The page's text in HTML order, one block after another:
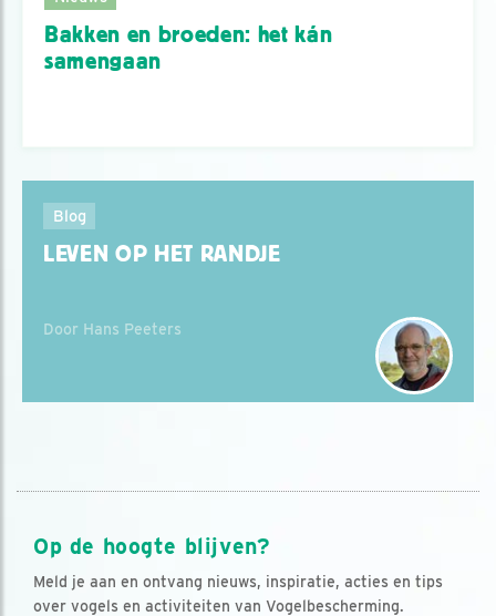
Bakken en broeden: het kán
samengaan
Blog
LEVEN OP HET RANDJE
Door Hans Peeters
Op de hoogte blijven?
Meld je aan en ontvang nieuws, inspiratie, acties en tips
over vogels en activiteiten van Vogelbescherming.